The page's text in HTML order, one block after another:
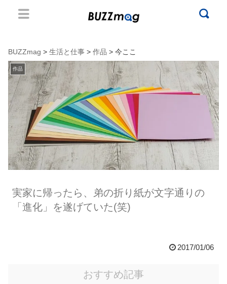
BUZZmag > 生活と仕事 > 作品 > 今ここ
作品
実家に帰ったら、弟の折り紙が文字通りの
「進化」を遂げていた(笑)
2017/01/06
おすすめ記事